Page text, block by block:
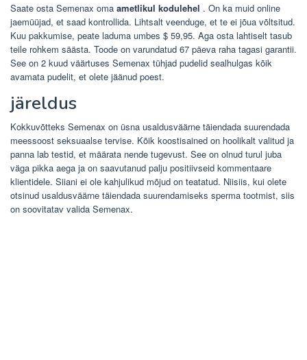
Saate osta Semenax oma ametlikul kodulehel . On ka muid online
jaemüüjad, et saad kontrollida. Lihtsalt veenduge, et te ei jõua võltsitud.
Kuu pakkumise, peate laduma umbes $ 59,95. Aga osta lahtiselt tasub
teile rohkem säästa. Toode on varundatud 67 päeva raha tagasi garantii.
See on 2 kuud väärtuses Semenax tühjad pudelid sealhulgas kõik
avamata pudelit, et olete jäänud poest.
järeldus
Kokkuvõtteks Semenax on üsna usaldusväärne täiendada suurendada
meessoost seksuaalse tervise. Kõik koostisained on hoolikalt valitud ja
panna lab testid, et määrata nende tugevust. See on olnud turul juba
väga pikka aega ja on saavutanud palju positiivseid kommentaare
klientidele. Siiani ei ole kahjulikud mõjud on teatatud. Niisiis, kui olete
otsinud usaldusväärne täiendada suurendamiseks sperma tootmist, siis
on soovitatav valida Semenax.